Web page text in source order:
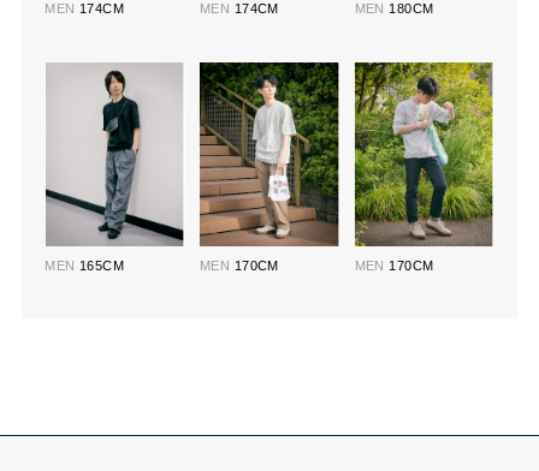
MEN 174CM MEN 174CM MEN 180CM
MEN 165CM MEN 170CM MEN 170CM